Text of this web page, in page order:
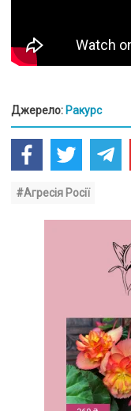
Джерело: Ракурс
#Агресія Росії